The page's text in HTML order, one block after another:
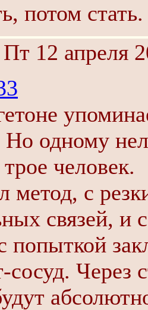
потом стать.
Пт 12 апреля
одному
человек.
метод, с
связей, и
попыткой
сосуд. Через